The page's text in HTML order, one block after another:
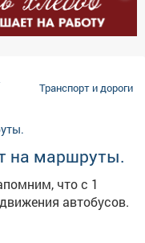
Транспорт и дороги
на маршруты.
автобусов.